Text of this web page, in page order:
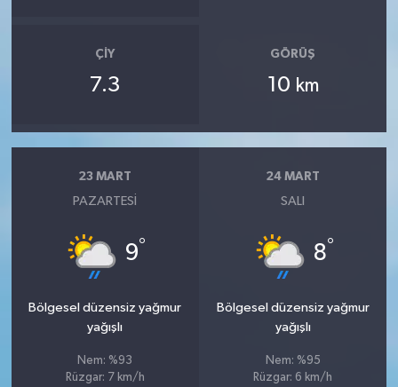
ÇIY
7.3
GÖRÜŞ
10 km
23 MART
PAZARTESI
9°
Bölgesel düzensiz yağmur
yağışlı
Nem: %93
Rüzgar: 7 km/h
24 MART
SALI
8°
Bölgesel düzensiz yağmur
yağışlı
Nem: %95
Rüzgar: 6 km/h